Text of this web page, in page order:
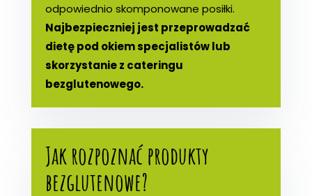
odpowiednio skomponowane posiłki.
Najbezpieczniej jest przeprowadzać
dietę pod okiem specjalistów lub
skorzystanie z cateringu
bezglutenowego.
Jak rozpoznać produkty
bezglutenowe?